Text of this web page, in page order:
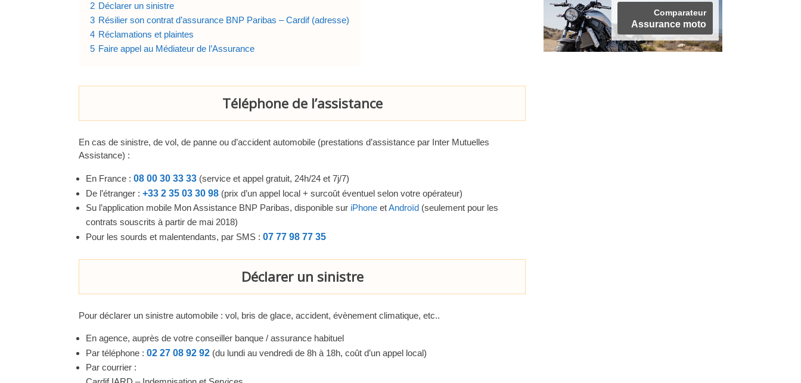
2 Déclarer un sinistre
3 Résilier son contrat d’assurance BNP Paribas – Cardif (adresse)
4 Réclamations et plaintes
5 Faire appel au Médiateur de l’Assurance
Téléphone de l’assistance
En cas de sinistre, de vol, de panne ou d’accident automobile (prestations d’assistance par Inter Mutuelles
Assistance) :
En France : 08 00 30 33 33 (service et appel gratuit, 24h/24 et 7j/7)
De l’étranger : +33 2 35 03 30 98 (prix d’un appel local + surcoût éventuel selon votre opérateur)
Su l’application mobile Mon Assistance BNP Paribas, disponible sur iPhone etAndroïd (seulement pour les
contrats souscrits à partir de mai 2018)
Pour les sourds et malentendants, par SMS : 07 77 98 77 35
Déclarer un sinistre
Pour déclarer un sinistre automobile : vol, bris de glace, accident, évènement climatique, etc..
En agence, auprès de votre conseiller banque / assurance habituel
Par téléphone : 02 27 08 92 92 (du lundi au vendredi de 8h à 18h, coût d’un appel local)
Par courrier :
Comparateur
Assurance moto